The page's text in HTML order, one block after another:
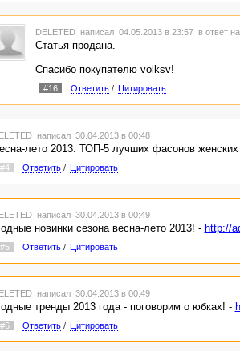
DELETED написал 04.05.2013 в 23:57 в ответ
Статья продана.
Спасибо покупателю volksv!
#16 Ответить/ Цитировать
написал 30.04.2013 в 00:48
лето 2013. ТОП-5 лучших фасонов
#4 Ответить/ Цитировать
написал 30.04.2013 в 00:49
новинки сезона весна-лето 2013! - http://
#5 Ответить/ Цитировать
написал 30.04.2013 в 00:49
тренды 2013 года - поговорим о юбках! -
#6 Ответить/ Цитировать